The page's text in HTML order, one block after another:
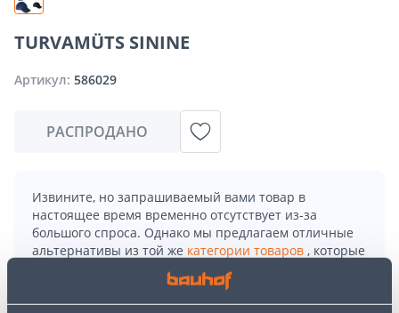
TURVAMÜTS SININE
Артикул: 586029
РАСПРОДАНО
Извините, но запрашиваемый вами товар в
настоящее время временно отсутствует из-за
большого спроса. Однако мы предлагаем отличные
альтернативы из той же категории товаров , которые
могут вам понравиться!
Но ваш шопинг не должен заканчиваться здесь - вы
можете продолжить свои исследования, вернувшись